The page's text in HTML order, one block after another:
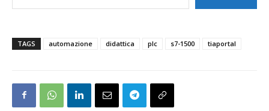
TAGS automazione didattica plc s7-1500 tiaportal